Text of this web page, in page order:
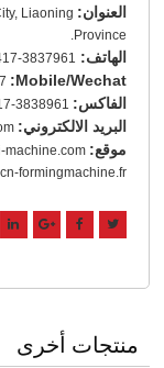
العنوان: Liaoning
Province.
الهاتف: 3837961
Mobile/Wechat:
الفاكس: 3838961
البريد الالكتروني:
موقع: www.bohai-machine.com
formingmachine.fr
منتجات أخرى